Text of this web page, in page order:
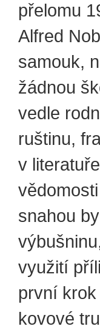
přelomu
Alfred
samouk,
žádnou
vedle
ruštinu,
v
snahou
využití
první
kovové